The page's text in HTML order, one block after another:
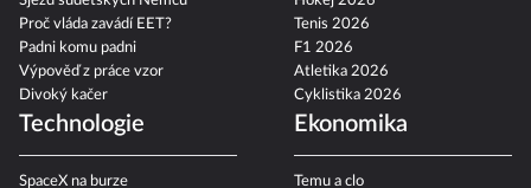
Proč vláda zavádí EET?
Padni komu padni
Výpověď z práce vzor
Divoký kačer
Tenis 2026
F1 2026
Atletika 2026
Cyklistika 2026
Technologie
SpaceX na burze
Ekonomika
Temu a clo